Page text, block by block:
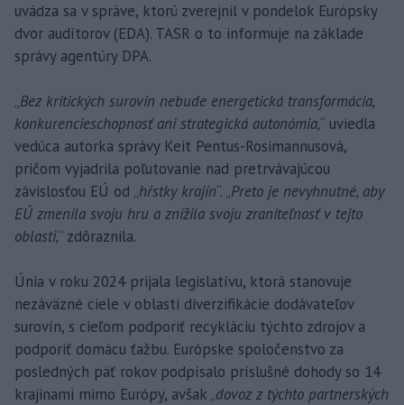
uvádza sa v správe, ktorú zverejnil v pondelok Európsky
dvor audítorov (EDA). TASR o to informuje na základe
správy agentúry DPA.
„Bez kritických surovín nebude energetická transformácia,
konkurencieschopnosť ani strategická autonómia,“ uviedla
vedúca autorka správy Keit Pentus-Rosimannusová,
pričom vyjadrila poľutovanie nad pretrvávajúcou
závislosťou EÚ od „hŕstky krajín“. „Preto je nevyhnutné, aby
EÚ zmenila svoju hru a znížila svoju zraniteľnosť v tejto
oblasti,“ zdôraznila.
Únia v roku 2024 prijala legislatívu, ktorá stanovuje
nezáväzné ciele v oblasti diverzifikácie dodávateľov
surovín, s cieľom podporiť recykláciu týchto zdrojov a
podporiť domácu ťažbu. Európske spoločenstvo za
posledných päť rokov podpísalo príslušné dohody so 14
krajinami mimo Európy, avšak „dovoz z týchto partnerských